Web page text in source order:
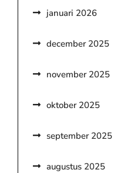
januari 2026
december 2025
november 2025
oktober 2025
september 2025
augustus 2025